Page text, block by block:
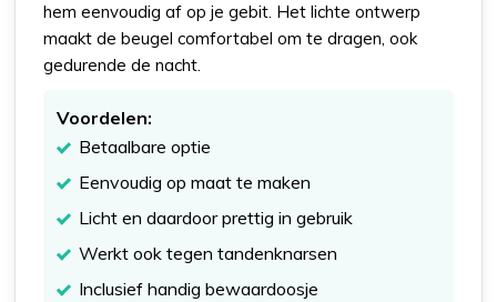
hem eenvoudig af op je gebit. Het lichte ontwerp
maakt de beugel comfortabel om te dragen, ook
gedurende de nacht.
Voordelen:
Betaalbare optie
Eenvoudig op maat te maken
Licht en daardoor prettig in gebruik
Werkt ook tegen tandenknarsen
Inclusief handig bewaardoosje